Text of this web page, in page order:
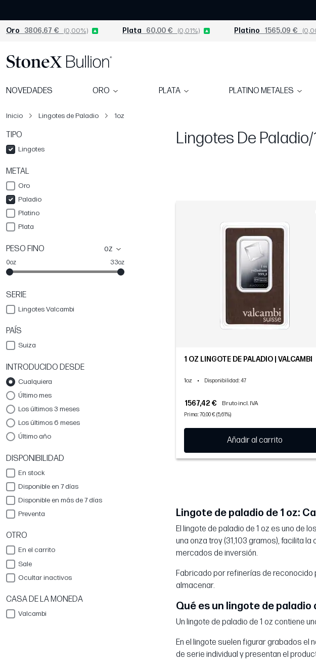
Oro 3806,67 € (0,00%) Plata 60,00 € (0,01%) Platino 1565,09 €
NOVEDADES ORO PLATA PLATINO METALES
Inicio Lingotes de Paladio 1oz
TIPO
Lingotes
METAL
Oro
Paladio
Platino
Plata
PESO FINO oz
0oz 33oz
SERIE
Lingotes Valcambi
PAÍS
Suiza
INTRODUCIDO DESDE
Cualquiera
Último mes
Los últimos 3 meses
Los últimos 6 meses
Último año
DISPONIBILIDAD
En stock
Disponible en 7 días
Disponible en más de 7 días
Preventa
OTRO
En el carrito
Sale
Ocultar inactivos
CASA DE LA MONEDA
Valcambi
Lingotes De Paladio/
1 OZ LINGOTE DE PALADIO | VALCAMBI
1oz • Disponibilidad: 47
1567,42 € Bruto incl. IVA
Prima: 70,00 € (5,61%)
Añadir al carrito
Lingote de paladio de 1 oz:
El lingote de paladio de 1 oz es uno de
una onza troy (31,103 gramos), facilita
mercados de inversión.
Fabricado por refinerías de reconocido
almacenar.
Qué es un lingote de paladio
Un lingote de paladio de 1 oz contiene
En el lingote suelen figurar grabados el
de serie individual y presentan el